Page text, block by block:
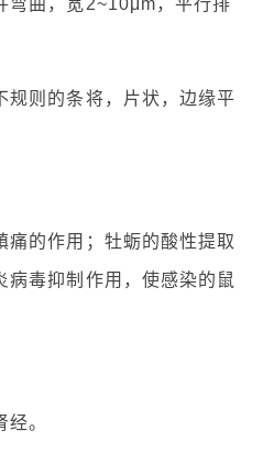
弯曲，宽2~10μm，平行排
规则的条将，片状，边缘平
痛的作用；牡蛎的酸性提取
病毒抑制作用，使感染的鼠
。